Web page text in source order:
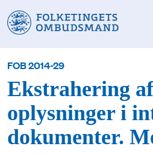
FOB 2014-29
Ekstrahering af
oplysninger i
dokumenter.